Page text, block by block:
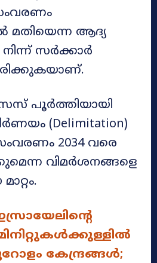
മതിയെന്ന ആദ്യ
സർക്കാർ
പൂർത്തിയായി
(Delimitation)
2034 വരെ
വിമർശനങ്ങളെ
കേന്ദ്രങ്ങൾ;